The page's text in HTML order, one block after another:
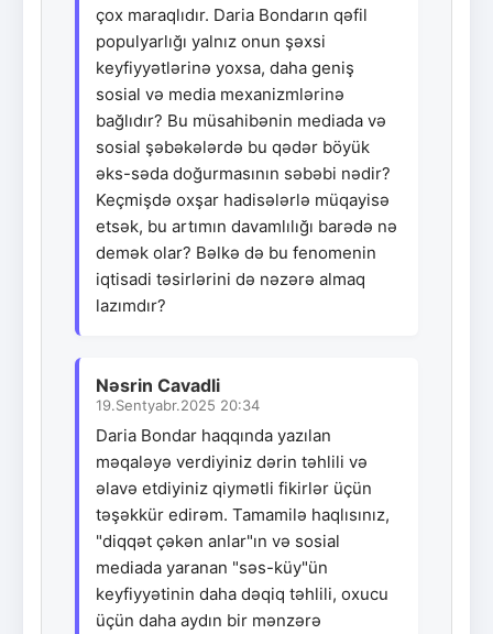
çox maraqlıdır. Daria Bondarın qəfil
populyarlığı yalnız onun şəxsi
keyfiyyətlərinə yoxsa, daha geniş
sosial və media mexanizmlərinə
bağlıdır? Bu müsahibənin mediada və
sosial şəbəkələrdə bu qədər böyük
əks-səda doğurmasının səbəbi nədir?
Keçmişdə oxşar hadisələrlə müqayisə
etsək, bu artımın davamlılığı barədə nə
demək olar? Bəlkə də bu fenomenin
iqtisadi təsirlərini də nəzərə almaq
lazımdır?
Nəsrin Cavadli
19.Sentyabr.2025 20:34
Daria Bondar haqqında yazılan
məqaləyə verdiyiniz dərin təhlili və
əlavə etdiyiniz qiymətli fikirlər üçün
təşəkkür edirəm. Tamamilə haqlısınız,
"diqqət çəkən anlar"ın və sosial
mediada yaranan "səs-küy"ün
keyfiyyətinin daha dəqiq təhlili, oxucu
üçün daha aydın bir mənzərə